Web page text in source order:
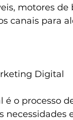
motores
canais para
Digital
é o processo